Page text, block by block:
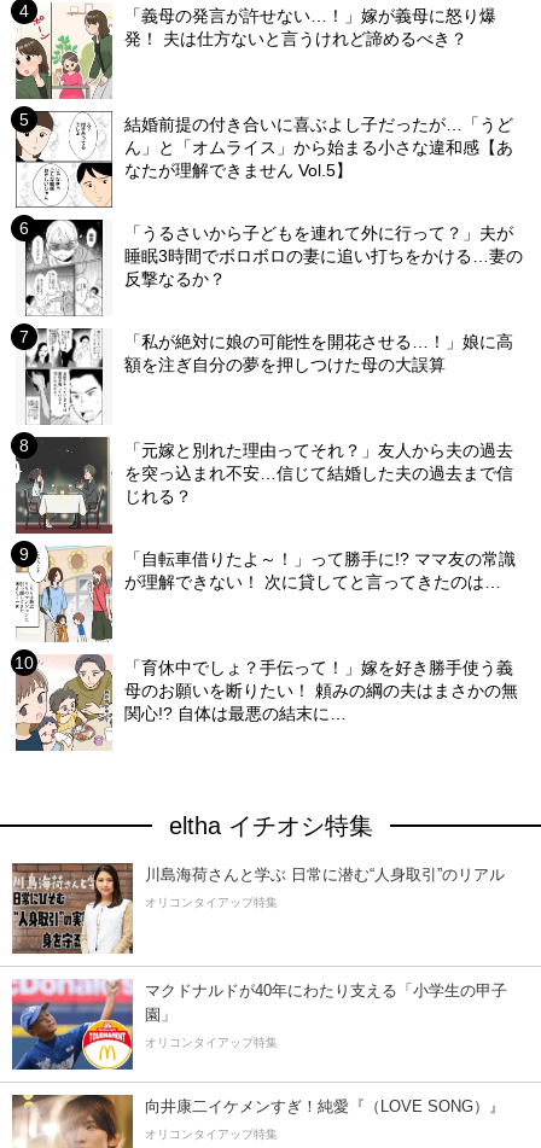
「義母の発言が許せない…！」嫁が義母に怒り爆
発！ 夫は仕方ないと言うけれど諦めるべき？
結婚前提の付き合いに喜ぶよし子だったが…「うど
ん」と「オムライス」から始まる小さな違和感【あ
なたが理解できません Vol.5】
「うるさいから子どもを連れて外に行って？」夫が
睡眠3時間でボロボロの妻に追い打ちをかける…妻の
反撃なるか？
「私が絶対に娘の可能性を開花させる…！」娘に高
額を注ぎ自分の夢を押しつけた母の大誤算
「元嫁と別れた理由ってそれ？」友人から夫の過去
を突っ込まれ不安…信じて結婚した夫の過去まで信
じれる？
「自転車借りたよ～！」って勝手に!? ママ友の常識
が理解できない！ 次に貸してと言ってきたのは…
「育休中でしょ？手伝って！」嫁を好き勝手使う義
母のお願いを断りたい！ 頼みの綱の夫はまさかの無
関心!? 自体は最悪の結末に…
eltha イチオシ特集
川島海荷さんと学ぶ 日常に潜む“人身取引”のリアル
オリコンタイアップ特集
マクドナルドが40年にわたり支える「小学生の甲子
園」
オリコンタイアップ特集
向井康二イケメンすぎ！純愛『（LOVE SONG）』
オリコンタイアップ特集